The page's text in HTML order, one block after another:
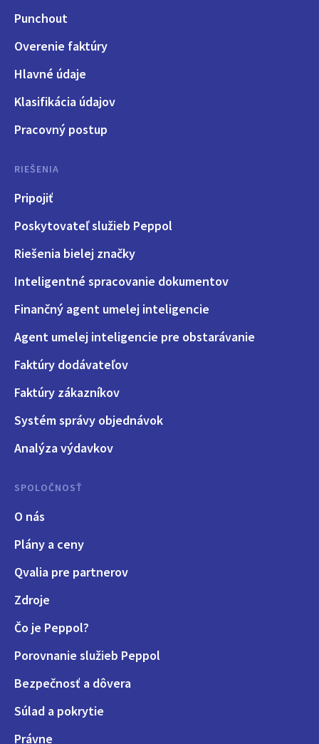
Punchout
Overenie faktúry
Hlavné údaje
Klasifikácia údajov
Pracovný postup
RIEŠENIA
Pripojiť
Poskytovateľ služieb Peppol
Riešenia bielej značky
Inteligentné spracovanie dokumentov
Finančný agent umelej inteligencie
Agent umelej inteligencie pre obstarávanie
Faktúry dodávateľov
Faktúry zákazníkov
Systém správy objednávok
Analýza výdavkov
SPOLOČNOSŤ
O nás
Plány a ceny
Qvalia pre partnerov
Zdroje
Čo je Peppol?
Porovnanie služieb Peppol
Bezpečnosť a dôvera
Súlad a pokrytie
Právne